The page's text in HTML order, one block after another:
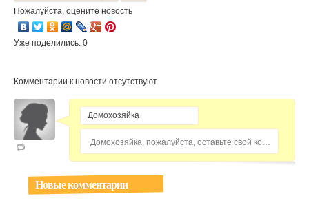
Пожалуйста, оцените новость
Уже поделились: 0
Комментарии к новости отсутствуют
Новые комментарии